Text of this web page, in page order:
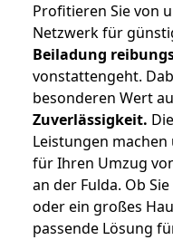
Profitieren Sie von
Netzwerk für
Beiladung
vonstattengeht.
besonderen Wert
Zuverlässigkeit.
Leistungen
für Ihren Umzug
an der Fulda. Ob
oder ein großes
passende Lösung